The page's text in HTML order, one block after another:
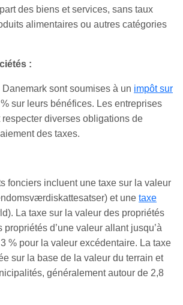
des biens et services, sans taux
alimentaires ou autres catégories
:
sont soumises à un impôt sur
sur leurs bénéfices. Les entreprises
diverses obligations de
des taxes.
fonciers incluent une taxe sur la valeur
et une taxe
La taxe sur la valeur des propriétés
propriétés d’une valeur allant jusqu’à
% pour la valeur excédentaire. La taxe
sur la base de la valeur du terrain et
généralement autour de 2,8